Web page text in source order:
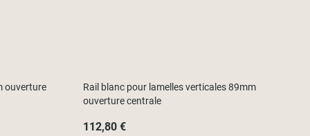
ouverture
Rail blanc pour lamelles verticales 89mm
ouverture centrale
112,80 €